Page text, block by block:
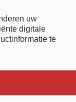
uw
digitale
te